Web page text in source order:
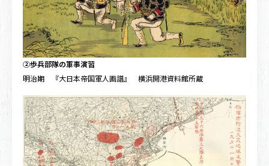
②歩兵部隊の軍事演習
明治期 『大日本帝国軍人画譜』 横浜開港資料館所蔵